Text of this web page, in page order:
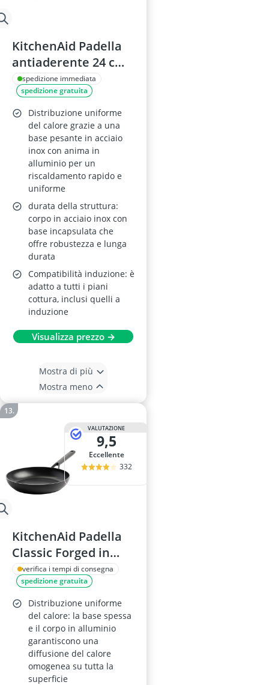
KitchenAid Padella
antiaderente 24 cm
in acciaio inox,
senza PFAS, lavabile
in lavastoviglie,
induzione, adatta al
forno, colore
argento
spedizione immediata
spedizione gratuita
Distribuzione uniforme
del calore grazie a una
base pesante in acciaio
inox con anima in
alluminio per un
riscaldamento rapido e
uniforme
durata della struttura:
corpo in acciaio inox con
base incapsulata che
offre robustezza e lunga
durata
Compatibilità induzione: è
adatto a tutti i piani
cottura, inclusi quelli a
induzione
Visualizza prezzo →
Mostra di più
Mostra meno
VALUTAZIONE
9,5
Eccellente
332
KitchenAid Padella
Classic Forged in
Alluminio Duro
Anodizzato 30 cm –
Antiaderente in
Ceramica – Senza
PFAS – Induzione,
Forno e
Lavastoviglie – Nero
verifica i tempi di consegna
spedizione gratuita
Distribuzione uniforme
del calore: la base spessa
e il corpo in alluminio
garantiscono una
diffusione del calore
omogenea su tutta la
superficie